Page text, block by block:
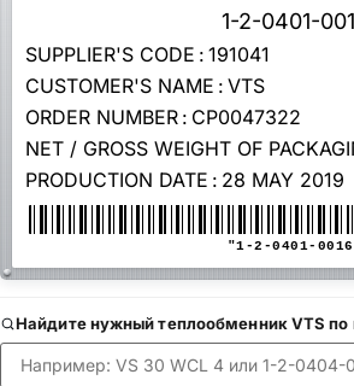
1-2-0401-
SUPPLIER'S CODE : 191041
CUSTOMER'S NAME : VTS
ORDER NUMBER : CP0047322
NET / GROSS WEIGHT OF
PRODUCTION DATE : 28 MAY 2019
"1-2-0401-
Найдите нужный теплообменник VTS